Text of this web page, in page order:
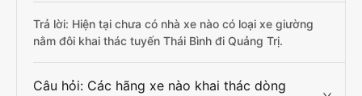
Trả lời: Hiện tại chưa có nhà xe nào có loại xe giường
nằm đôi khai thác tuyến Thái Bình đi Quảng Trị.
Câu hỏi: Các hãng xe nào khai thác dòng